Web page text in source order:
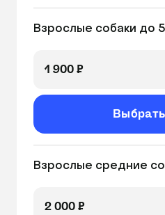
Взрослые собаки до 5
1 900 ₽
Взрослые средние
2 000 ₽